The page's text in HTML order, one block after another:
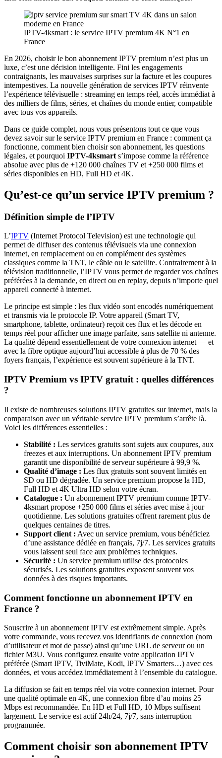
IPTV-4ksmart : le service IPTV premium 4K N°1 en
France
En 2026, choisir le bon abonnement IPTV premium n’est plus un
luxe, c’est une décision intelligente. Fini les engagements
contraignants, les mauvaises surprises sur la facture et les coupures
intempestives. La nouvelle génération de services IPTV réinvente
l’expérience télévisuelle : streaming en temps réel, accès immédiat à
des milliers de films, séries, et chaînes du monde entier, compatible
avec tous vos appareils.
Dans ce guide complet, nous vous présentons tout ce que vous
devez savoir sur le service IPTV premium en France : comment ça
fonctionne, comment bien choisir son abonnement, les questions
légales, et pourquoi IPTV-4ksmart s’impose comme la référence
absolue avec plus de +120 000 chaînes TV et +250 000 films et
séries disponibles en HD, Full HD et 4K.
Qu’est-ce qu’un service IPTV premium ?
Définition simple de l’IPTV
L’IPTV (Internet Protocol Television) est une technologie qui
permet de diffuser des contenus télévisuels via une connexion
internet, en remplacement ou en complément des systèmes
classiques comme la TNT, le câble ou le satellite. Contrairement à la
télévision traditionnelle, l’IPTV vous permet de regarder vos chaînes
préférées à la demande, en direct ou en replay, depuis n’importe quel
appareil connecté à internet.
Le principe est simple : les flux vidéo sont encodés numériquement
et transmis via le protocole IP. Votre appareil (Smart TV,
smartphone, tablette, ordinateur) reçoit ces flux et les décode en
temps réel pour afficher une image parfaite, sans satellite ni antenne.
La qualité dépend essentiellement de votre connexion internet — et
avec la fibre optique aujourd’hui accessible à plus de 70 % des
foyers français, l’expérience est souvent supérieure à la TNT.
IPTV Premium vs IPTV gratuit : quelles différences
?
Il existe de nombreuses solutions IPTV gratuites sur internet, mais la
comparaison avec un véritable service IPTV premium s’arrête là.
Voici les différences essentielles :
Stabilité : Les services gratuits sont sujets aux coupures, aux
freezes et aux interruptions. Un abonnement IPTV premium
garantit une disponibilité de serveur supérieure à 99,9 %.
Qualité d’image : Les flux gratuits sont souvent limités en
SD ou HD dégradée. Un service premium propose la HD,
Full HD et 4K Ultra HD selon votre écran.
Catalogue : Un abonnement IPTV premium comme IPTV-
4ksmart propose +250 000 films et séries avec mise à jour
quotidienne. Les solutions gratuites offrent rarement plus de
quelques centaines de titres.
Support client : Avec un service premium, vous bénéficiez
d’une assistance dédiée en français, 7j/7. Les services gratuits
vous laissent seul face aux problèmes techniques.
Sécurité : Un service premium utilise des protocoles
sécurisés. Les solutions gratuites exposent souvent vos
données à des risques importants.
Comment fonctionne un abonnement IPTV en
France ?
Souscrire à un abonnement IPTV est extrêmement simple. Après
votre commande, vous recevez vos identifiants de connexion (nom
d’utilisateur et mot de passe) ainsi qu’une URL de serveur ou un
fichier M3U. Vous configurez ensuite votre application IPTV
préférée (Smart IPTV, TiviMate, Kodi, IPTV Smarters…) avec ces
données, et vous accédez immédiatement à l’ensemble du catalogue.
La diffusion se fait en temps réel via votre connexion internet. Pour
une qualité optimale en 4K, une connexion fibre d’au moins 25
Mbps est recommandée. En HD et Full HD, 10 Mbps suffisent
largement. Le service est actif 24h/24, 7j/7, sans interruption
programmée.
Comment choisir son abonnement IPTV